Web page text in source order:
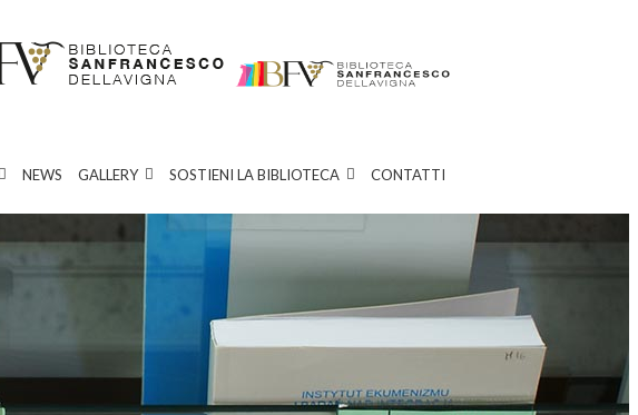
NEWS GALLERY SOSTIENI LA BIBLIOTECA CONTATTI